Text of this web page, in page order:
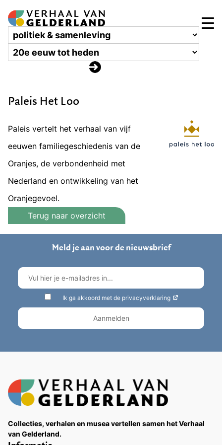
Paleis Het Loo
Paleis vertelt het verhaal van vijf
eeuwen familiegeschiedenis van de
Oranjes, de verbondenheid met
Nederland en ontwikkeling van het
Oranjegevoel.
Terug naar overzicht
Meld je aan voor de nieuwsbrief
Ik ga akkoord met de privacyverklaring
Collecties, verhalen en musea vertellen samen het Verhaal
van Gelderland.